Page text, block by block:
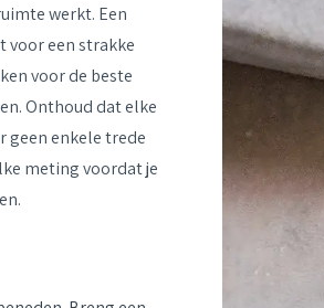
werkt. Een
voor een strakke
voor de beste
Onthoud dat elke
geen enkele trede
meting voordat je